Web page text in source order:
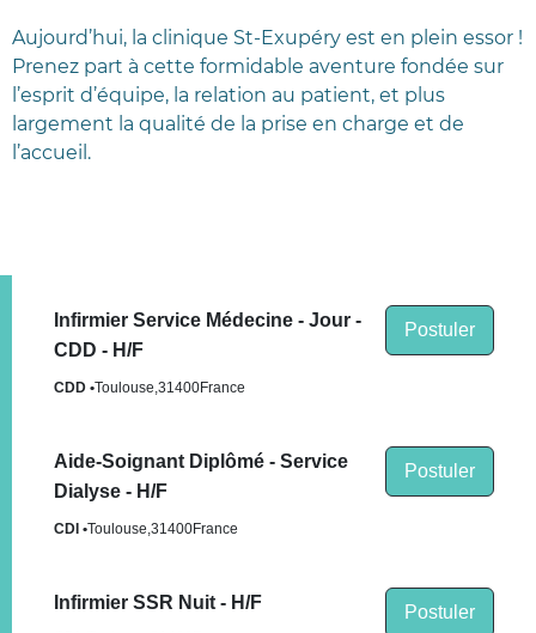
Aujourd’hui, la clinique St-Exupéry est en plein essor !
Prenez part à cette formidable aventure fondée sur
l’esprit d’équipe, la relation au patient, et plus
largement la qualité de la prise en charge et de
l’accueil.